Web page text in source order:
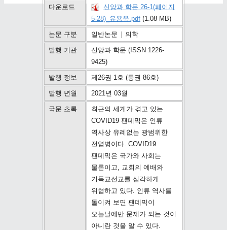
다운로드
신앙과 학문 26-1(페이지
5-28)_유용욱.pdf (1.08 MB)
논문 구분 일반논문 의학
발행 기관
신앙과 학문 (ISSN 1226-
9425)
발행 정보 제26권 1호 (통권 86호)
발행 년월 2021년 03월
국문 초록
최근의 세계가 겪고 있는
COVID19 팬데믹은 인류
역사상 유례없는 광범위한
전염병이다. COVID19
팬데믹은 국가와 사회는
물론이고, 교회의 예배와
기독교선교를 심각하게
위협하고 있다. 인류 역사를
돌이켜 보면 팬데믹이
오늘날에만 문제가 되는 것이
아니란 것을 알 수 있다.